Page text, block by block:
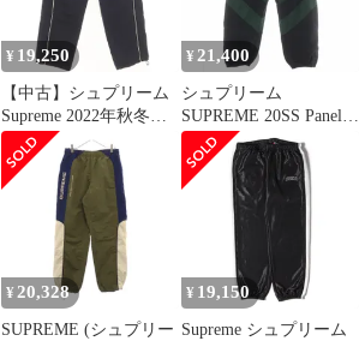
¥ 19,250
【中古】シュプリーム
Supreme 2022年秋冬
Paneled Track Pant ポリ
エステルナイロン トラ
ックパンツ ブラック
【サイズM】【メン
¥ 21,400
シュプリーム
SUPREME 20SS Paneled
Track Pant ジョガーパ
ンツ ロゴ M 黒 ブラッ
ク 赤 レッド 緑 グリー
ン /AN31 ☆AA★
¥ 20,328
SUPREME (シュプリー
¥ 19,150
Supreme シュプリーム